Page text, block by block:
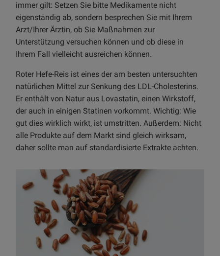
immer gilt: Setzen Sie bitte Medikamente nicht
eigenständig ab, sondern besprechen Sie mit Ihrem
Arzt/Ihrer Ärztin, ob Sie Maßnahmen zur
Unterstützung versuchen können und ob diese in
Ihrem Fall vielleicht ausreichen können.
Roter Hefe-Reis ist eines der am besten untersuchten
natürlichen Mittel zur Senkung des LDL-Cholesterins.
Er enthält von Natur aus Lovastatin, einen Wirkstoff,
der auch in einigen Statinen vorkommt. Wichtig: Wie
gut dies wirklich wirkt, ist umstritten. Außerdem: Nicht
alle Produkte auf dem Markt sind gleich wirksam,
daher sollte man auf standardisierte Extrakte achten.